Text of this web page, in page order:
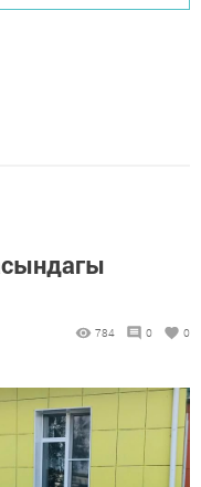
784 0 0